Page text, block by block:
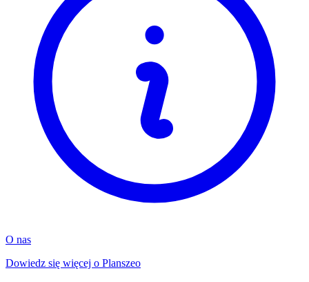
O nas
Dowiedz się więcej o Planszeo